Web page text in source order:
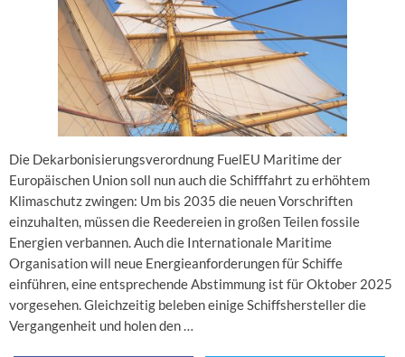
Die Dekarbonisierungsverordnung FuelEU Maritime der
Europäischen Union soll nun auch die Schifffahrt zu erhöhtem
Klimaschutz zwingen: Um bis 2035 die neuen Vorschriften
einzuhalten, müssen die Reedereien in großen Teilen fossile
Energien verbannen. Auch die Internationale Maritime
Organisation will neue Energieanforderungen für Schiffe
einführen, eine entsprechende Abstimmung ist für Oktober 2025
vorgesehen. Gleichzeitig beleben einige Schiffshersteller die
Vergangenheit und holen den …